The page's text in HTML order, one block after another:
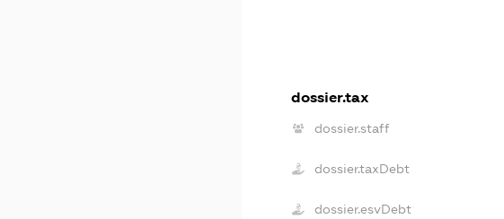
dossier.tax
dossier.staff
dossier.taxDebt
dossier.esvDebt